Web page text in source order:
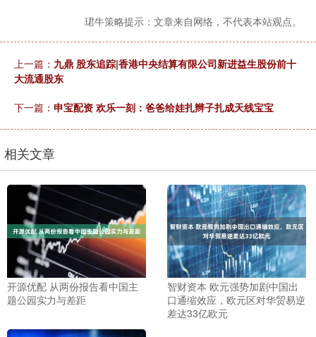
珺牛策略提示：文章来自网络，不代表本站观点。
上一篇： 九鼎 股东追踪|香港中央结算有限公司新进益生股份前十
大流通股东
下一篇： 申宝配资 欢乐一刻：爸爸给娃扎辫子扎成天线宝宝
相关文章
开源优配 从两份报告看中国主
题公园实力与差距
智财资本 欧元强势加剧中国出
口通缩效应，欧元区对华贸易逆
差达33亿欧元